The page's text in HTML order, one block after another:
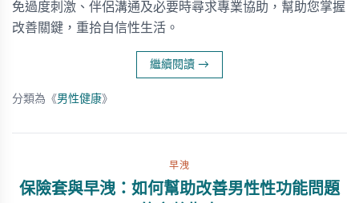
免過度刺激、伴侶溝通及必要時尋求專業協助，幫助您掌握
改善關鍵，重拾自信性生活。
繼續閱讀 →
分類為《男性健康》
早洩
保險套與早洩：如何幫助改善男性性功能問題